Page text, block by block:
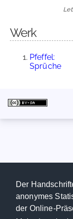
Der
anonymes
der Online-
Werk
Pfeffel:
Sprüche